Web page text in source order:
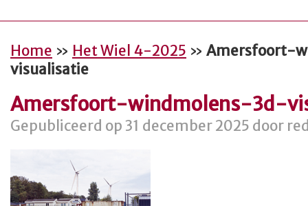
Home » Het Wiel 4-2025 » Amersfoort-
visualisatie
Amersfoort-windmolens-3d-
Gepubliceerd op 31 december 2025 door